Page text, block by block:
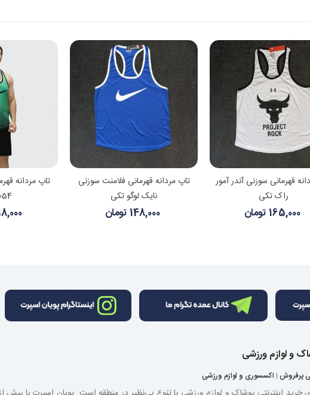
تاپ مردانه
398,000
مشاهده بیشتر
تاپ مردانه قهرمانی فلامنت سوزنی
نایک لوگو تکی
148,000 تومان
مشاهده بیشتر
قهرمانی سوزنی آندر آمور
راک تکی
165,000 تومان
و لوازم ورزشی
پرفروش | اکسسوری و لوازم ورزشی